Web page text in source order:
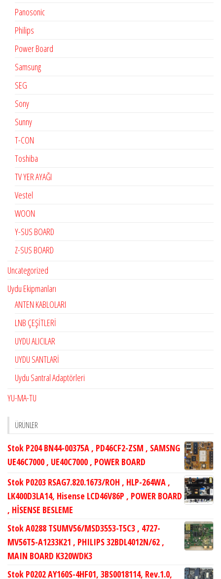
Panosonic
Philips
Power Board
Samsung
SEG
Sony
Sunny
T-CON
Toshiba
TV YER AYAĞI
Vestel
WOON
Y-SUS BOARD
Z-SUS BOARD
Uncategorized
Uydu Ekipmanları
ANTEN KABLOLARI
LNB ÇEŞİTLERİ
UYDU ALICILAR
UYDU SANTLARİ
Uydu Santral Adaptörleri
YU-MA-TU
ÜRÜNLER
Stok P204 BN44-00375A , PD46CF2-ZSM , SAMSNG
UE46C7000 , UE40C7000 , POWER BOARD
Stok P0203 RSAG7.820.1673/ROH , HLP-264WA ,
LK400D3LA14, Hisense LCD46V86P , POWER BOARD
, HİSENSE BESLEME
Stok A0288 TSUMV56/MSD3553-T5C3 , 4727-
MV56T5-A1233K21 , PHILIPS 32BDL4012N/62 ,
MAIN BOARD K320WDK3
Stok P0202 AY160S-4HF01, 3BS0018114, Rev.1.0,